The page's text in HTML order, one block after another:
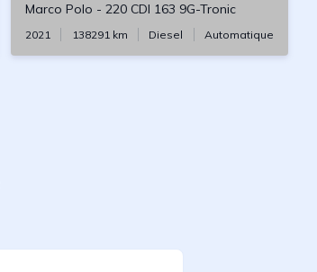
Marco Polo - 220 CDI 163 9G-Tronic
2021 138291km Diesel Automatique